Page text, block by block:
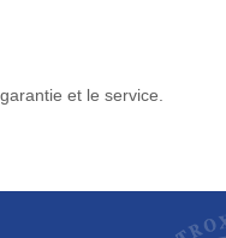
et le service.